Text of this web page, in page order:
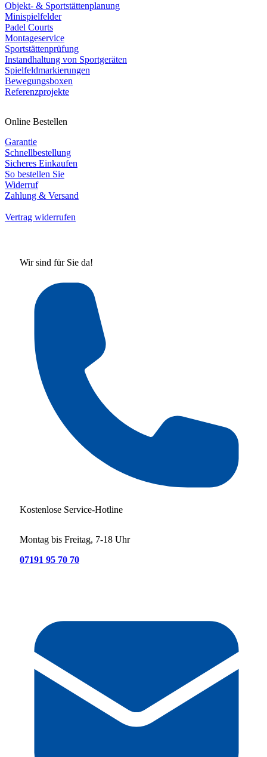
Objekt- & Sportstättenplanung
Minispielfelder
Padel Courts
Montageservice
Sportstättenprüfung
Instandhaltung von Sportgeräten
Spielfeldmarkierungen
Bewegungsboxen
Referenzprojekte
Online Bestellen
Garantie
Schnellbestellung
Sicheres Einkaufen
So bestellen Sie
Widerruf
Zahlung & Versand
Vertrag widerrufen
Wir sind für Sie da!
Kostenlose Service-Hotline
Montag bis Freitag, 7-18 Uhr
07191 95 70 70